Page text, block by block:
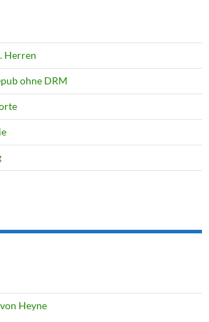
Herren
ohne DRM
Heyne